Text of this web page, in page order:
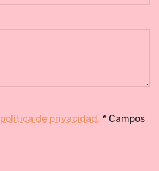
política de privacidad. * Campos